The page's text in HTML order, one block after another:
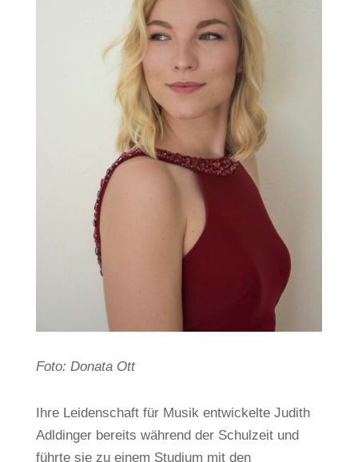
Foto: Donata Ott
Ihre Leidenschaft für Musik entwickelte Judith
Adldinger bereits während der Schulzeit und
führte sie zu einem Studium mit den